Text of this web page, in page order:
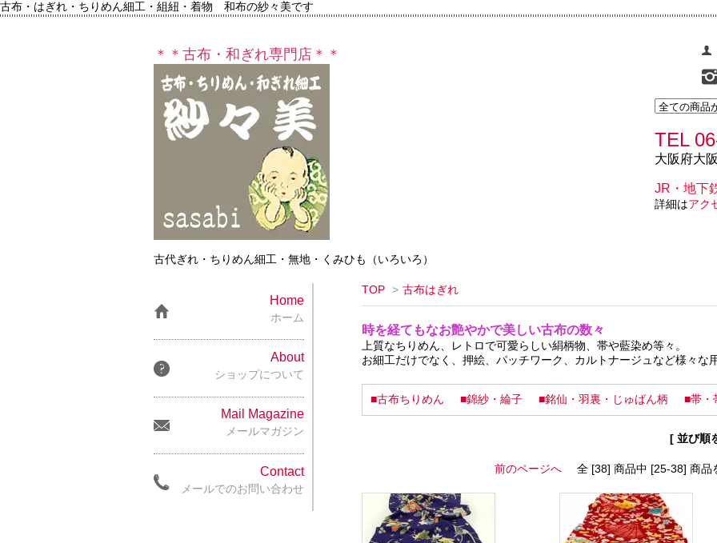
古布・はぎれ・ちりめん細工・組紐・着物 和布の紗々美です
TEL
大阪府大
JR・地下
詳細はアク
＊＊古布・和ぎれ専門店＊＊
古代ぎれ・ちりめん細工・無地・くみひも（いろいろ）
TOP > 古布はぎれ
時を経てもなお艶やかで美しい古布の数々
上質なちりめん、レトロで可愛らしい絹柄物、帯や藍染め等々。
お細工だけでなく、押絵、パッチワーク、カルトナージュなど様々な
■古布ちりめん ■錦紗・綸子 ■銘仙・羽裏・じゅばん柄 ■帯・
[ 並び順
前のページへ 全 [38] 商品中 [25-38] 商品
Home
ホーム
About
ショップについて
Mail Magazine
メールマガジン
Contact
メールでのお問い合わせ